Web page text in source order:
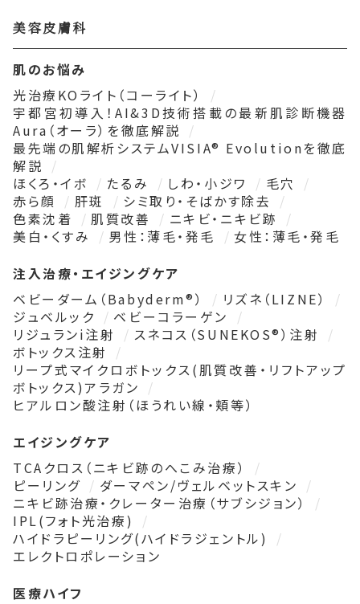
美容皮膚科
肌のお悩み
光治療KOライト（コーライト）
宇都宮初導入！AI&3D技術搭載の最新肌診断機器
Aura（オーラ）を徹底解説
最先端の肌解析システムVISIA® Evolutionを徹底
解説
ほくろ・イボ
たるみ しわ・小ジワ
毛穴
赤ら顔
肝斑
シミ取り・そばかす除去
色素沈着
肌質改善
ニキビ・ニキビ跡
美白・くすみ
男性：薄毛・発毛
女性：薄毛・発毛
注入治療・エイジングケア
ベビーダーム（Babyderm®）
リズネ（LIZNE）
ジュベルック
ベビーコラーゲン
リジュランi注射
スネコス（SUNEKOS®）注射
ボトックス注射
リープ式マイクロボトックス(肌質改善・リフトアップ
ボトックス)アラガン
ヒアルロン酸注射（ほうれい線・頬等）
エイジングケア
TCAクロス（ニキビ跡のへこみ治療）
ピーリング
ダーマペン/ヴェルベットスキン
ニキビ跡治療・クレーター治療（サブシジョン）
IPL(フォト光治療)
ハイドラピーリング(ハイドラジェントル)
エレクトロポレーション
医療ハイフ